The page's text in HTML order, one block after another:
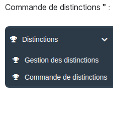
Commande de distinctions ” :